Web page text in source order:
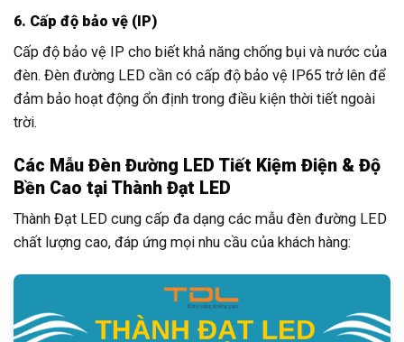
6. Cấp độ bảo vệ (IP)
Cấp độ bảo vệ IP cho biết khả năng chống bụi và nước của
đèn. Đèn đường LED cần có cấp độ bảo vệ IP65 trở lên để
đảm bảo hoạt động ổn định trong điều kiện thời tiết ngoài
trời.
Các Mẫu Đèn Đường LED Tiết Kiệm Điện & Độ
Bền Cao tại Thành Đạt LED
Thành Đạt LED cung cấp đa dạng các mẫu đèn đường LED
chất lượng cao, đáp ứng mọi nhu cầu của khách hàng: